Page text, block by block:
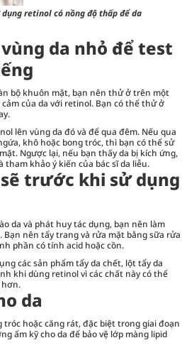
retinol có nồng độ thấp để da
da nhỏ để test
bộ khuôn mặt, bạn nên thử ở trên một
của da với retinol. Bạn có thể thử ở
lên vùng da đó và để qua đêm. Nếu qua
khô hoặc bong tróc, thì bạn có thể sử
Ngược lại, nếu bạn thấy da bị kích ứng,
khảo ý kiến của bác sĩ da liễu.
trước khi sử dụng
da và phát huy tác dụng, bạn nên làm
nên tẩy trang và rửa mặt bằng sữa rửa
phần có tính acid hoặc cồn.
các sản phẩm tẩy da chết, lột tẩy da
khi dùng retinol vì các chất này có thể
hơn.
da
tróc hoặc căng rát, đặc biệt trong giai đoạn
ẩm kỹ cho da để bảo vệ lớp màng lipid